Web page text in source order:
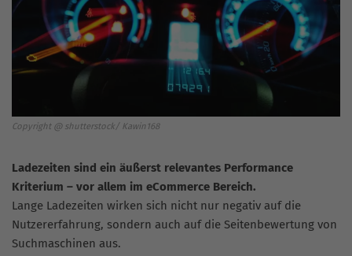
Copyright @ shutterstock/ Kawin168
Ladezeiten sind ein äußerst relevantes Performance
Kriterium – vor allem im eCommerce Bereich.
Lange Ladezeiten wirken sich nicht nur negativ auf die
Nutzererfahrung, sondern auch auf die Seitenbewertung von
Suchmaschinen aus.